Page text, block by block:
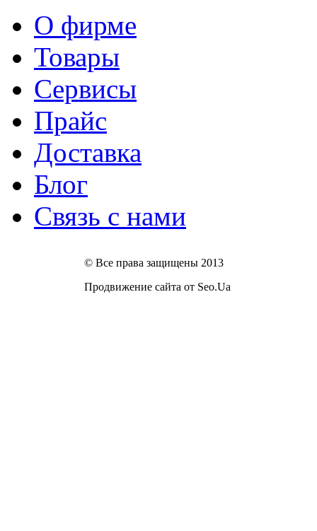
О фирме
Товары
Сервисы
Прайс
Доставка
Блог
Связь с нами
© Все права защищены 2013
Продвижение сайта от Seo.Ua